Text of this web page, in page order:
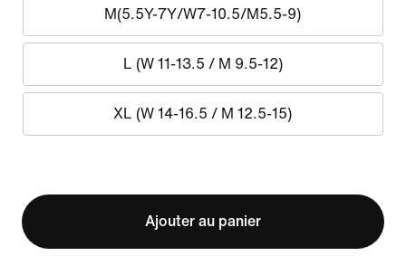
M(5.5Y-7Y/W7-10.5/M5.5-9)
L (W 11-13.5 / M 9.5-12)
XL (W 14-16.5 / M 12.5-15)
Ajouter au panier